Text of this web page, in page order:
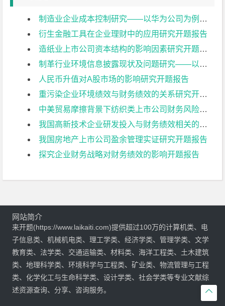
制造业企业成本控制研究——以华为公司为例开题报告
衍生金融工具在企业理财中的应用研究开题报告
造纸业上市公司资本结构的影响因素研究开题报告
制革行业环境信息披露现状及问题研究——以兴业皮革科技股份有限公司为例开题报告
人民币升值对A股市场的影响研究开题报告
重污染企业环境绩效与财务绩效的关系研究开题报告
中美贸易摩擦背景下纺织类上市公司财务风险控制研究:以华孚时尚为例开题报告
我国高新技术企业研发投入与财务绩效相关的影响因素分析——基于创业板上市公司的数据开题报告
我国房地产上市公司盈余管理实证研究开题报告
探究企业财务战略对财务绩效的影响开题报告

网站简介
来开题(https://www.laikaiti.com)提供超过100万的计算机类、电
子信息类、机械机电类、理工学类、经济学类、管理学类、文学
教育类、法学类、交通运输类、材料类、海洋工程类、土木建筑
类、地理科学类、环境科学与工程类、矿业类、物流管理与工程
类、化学化工与生命科学类、设计学类、社会学类等专业文献综
述资源查询、分享、咨询服务。